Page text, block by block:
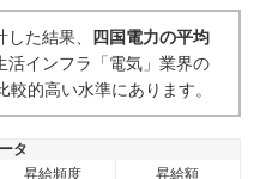
た結果、
四国電力の平均
活インフラ「電気」業界の
的高い水準にあります。
タ
昇給頻度 昇給額